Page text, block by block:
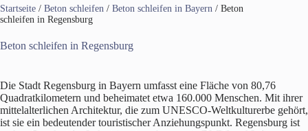
Startseite / Beton schleifen / Beton schleifen in Bayern / Beton
schleifen in Regensburg
Beton schleifen in Regensburg
Die Stadt Regensburg in Bayern umfasst eine Fläche von 80,76
Quadratkilometern und beheimatet etwa 160.000 Menschen. Mit ihrer
mittelalterlichen Architektur, die zum UNESCO-Weltkulturerbe gehört,
ist sie ein bedeutender touristischer Anziehungspunkt. Regensburg ist